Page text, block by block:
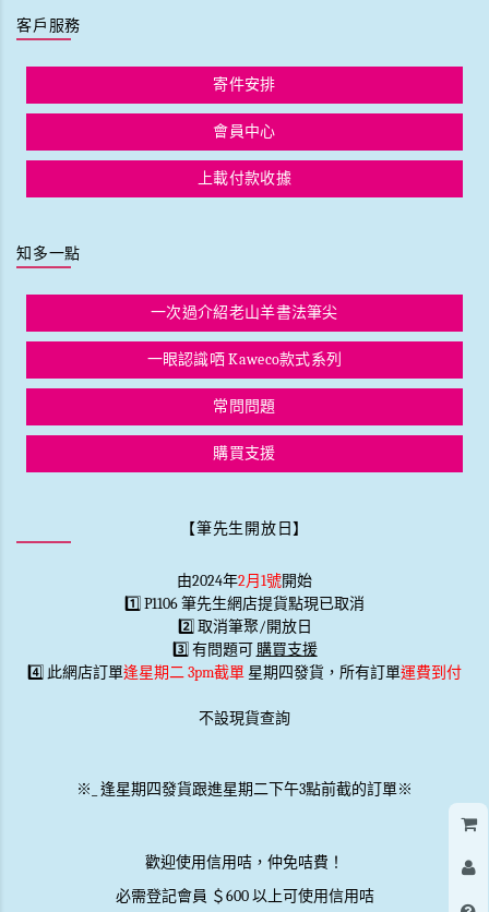
客戶服務
寄件安排
會員中心
上載付款收據
知多一點
一次過介紹老山羊書法筆尖
一眼認識哂 Kaweco款式系列
常問問題
購買支援
【筆先生開放日】
由2024年2月1號開始
1️⃣ P1106 筆先生網店提貨點現已取消
2️⃣ 取消筆聚/開放日
3️⃣ 有問題可 購買支援
4️⃣ 此網店訂單逢星期二 3pm截單 星期四發貨，所有訂單運費到付
不設現貨查詢
※ 逢星期四發貨跟進星期二下午3點前截的訂單※
歡迎使用信用咭，仲免咭費！
必需登記會員 ＄600 以上可使用信用咭